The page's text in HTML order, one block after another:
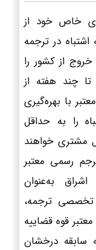
خاص خود از
در ترجمه
از کشور را
تا چند هفته از
با بهره‌گیری
را به حداقل
مشتری خواهند
رسمی معتبر
به‌عنوان
ترجمه،
قوه قضاییه
سابقه درخشان